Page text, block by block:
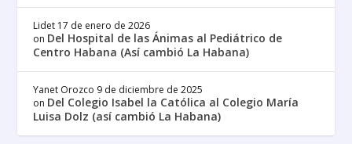
Lidet 17 de enero de 2026
on Del Hospital de las Ánimas al Pediátrico de
Centro Habana (Así cambió La Habana)
Yanet Orozco 9 de diciembre de 2025
on Del Colegio Isabel la Católica al Colegio María
Luisa Dolz (así cambió La Habana)